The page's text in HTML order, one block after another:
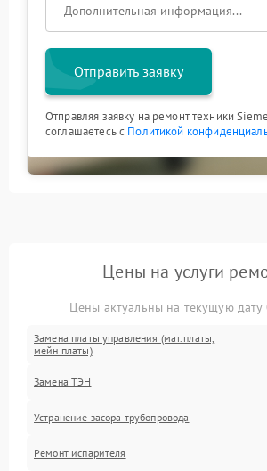
Отправить заявку
Отправляя заявку на ремонт техники
соглашаетесь с Политикой
Цены на услуги
Цены актуальны на текущую дату
Замена платы управления (мат.платы,
мейн платы)
Замена ТЭН
Устранение засора трубопровода
Ремонт испарителя